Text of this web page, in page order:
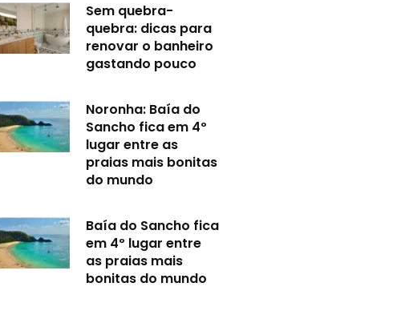
Sem quebra-
quebra: dicas para
renovar o banheiro
gastando pouco
Noronha: Baía do
Sancho fica em 4º
lugar entre as
praias mais bonitas
do mundo
Baía do Sancho fica
em 4º lugar entre
as praias mais
bonitas do mundo